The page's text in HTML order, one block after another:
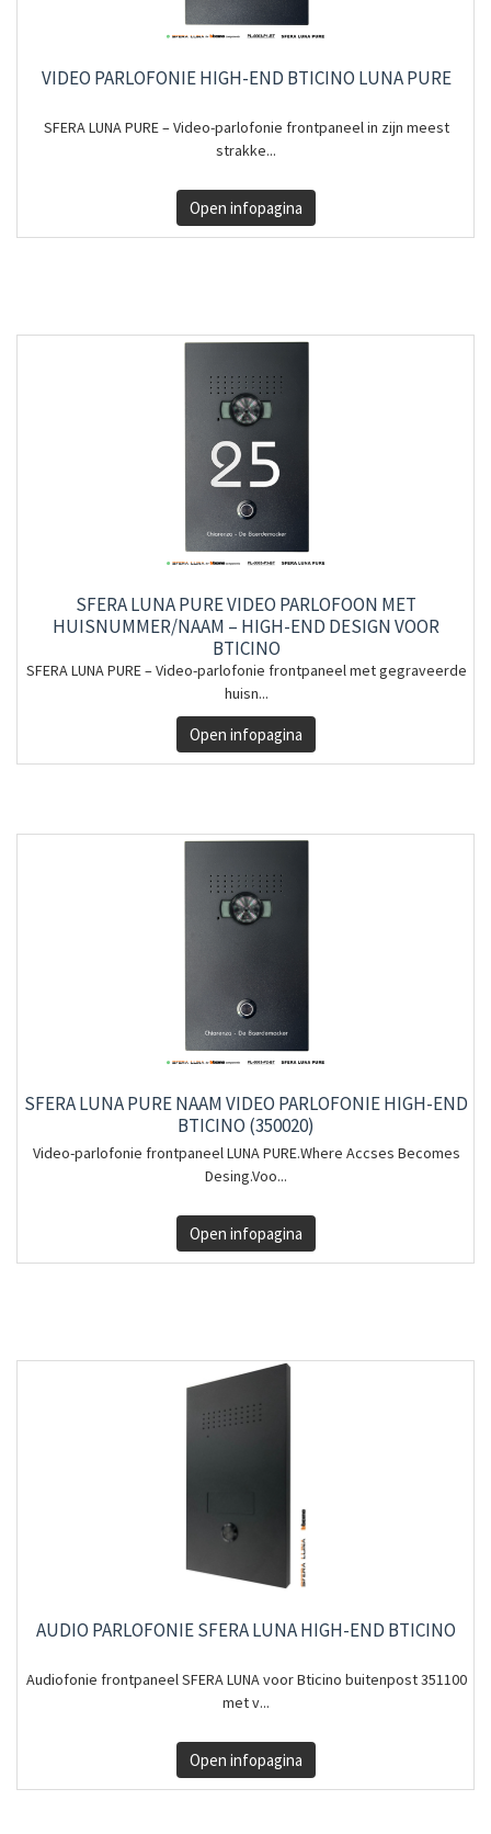
VIDEO PARLOFONIE HIGH-END BTICINO LUNA PURE
SFERA LUNA PURE – Video-parlofonie frontpaneel in zijn meest
strakke...
Open infopagina
SFERA LUNA PURE VIDEO PARLOFOON MET
HUISNUMMER/NAAM – HIGH-END DESIGN VOOR
BTICINO
SFERA LUNA PURE – Video-parlofonie frontpaneel met gegraveerde
huisn...
Open infopagina
SFERA LUNA PURE NAAM VIDEO PARLOFONIE HIGH-END
BTICINO (350020)
Video-parlofonie frontpaneel LUNA PURE.Where Accses Becomes
Desing.Voo...
Open infopagina
AUDIO PARLOFONIE SFERA LUNA HIGH-END BTICINO
Audiofonie frontpaneel SFERA LUNA voor Bticino buitenpost 351100
met v...
Open infopagina